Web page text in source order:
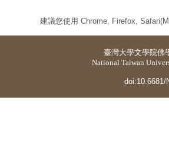
建議您使用 Chrome, Firefox,
臺灣大學文學院佛
National Taiwan
doi:10.6681/